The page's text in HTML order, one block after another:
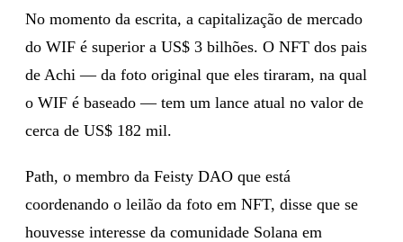
No momento da escrita, a capitalização de mercado
do WIF é superior a US$ 3 bilhões. O NFT dos pais
de Achi — da foto original que eles tiraram, na qual
o WIF é baseado — tem um lance atual no valor de
cerca de US$ 182 mil.
Path, o membro da Feisty DAO que está
coordenando o leilão da foto em NFT, disse que se
houvesse interesse da comunidade Solana em